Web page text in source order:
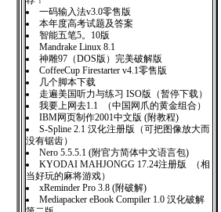
一码输入法v3.0零售版
本年度高考试题及答案
智能五笔5。10版
Mandrake Linux 8.1
神雕97（DOS版）完美破解版
CoffeeCup Firestarter v4.1零售版
几个脚本下载
走遍美国听力与练习 ISO版（暂停下载）
我要上网去1.1 （中国网爪的黄金组合）
IBM网页制作2001中文版 (附教程)
S-Spline 2.1 汉化注册版（可把图像放大而
没有锯齿）
Nero 5.5.5.1 (附官方简体中文语言包)
KYODAI MAHJONGG 17.24注册版 （相
当好玩的麻将游戏）
xReminder Pro 3.8 (附破解)
Mediapacker eBook Compiler 1.0 汉化破解